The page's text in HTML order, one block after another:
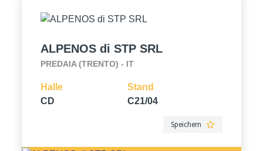
ALPENOS di STP SRL
PREDAIA (TRENTO) - IT
Halle
CD
Stand
C21/04
Speichern